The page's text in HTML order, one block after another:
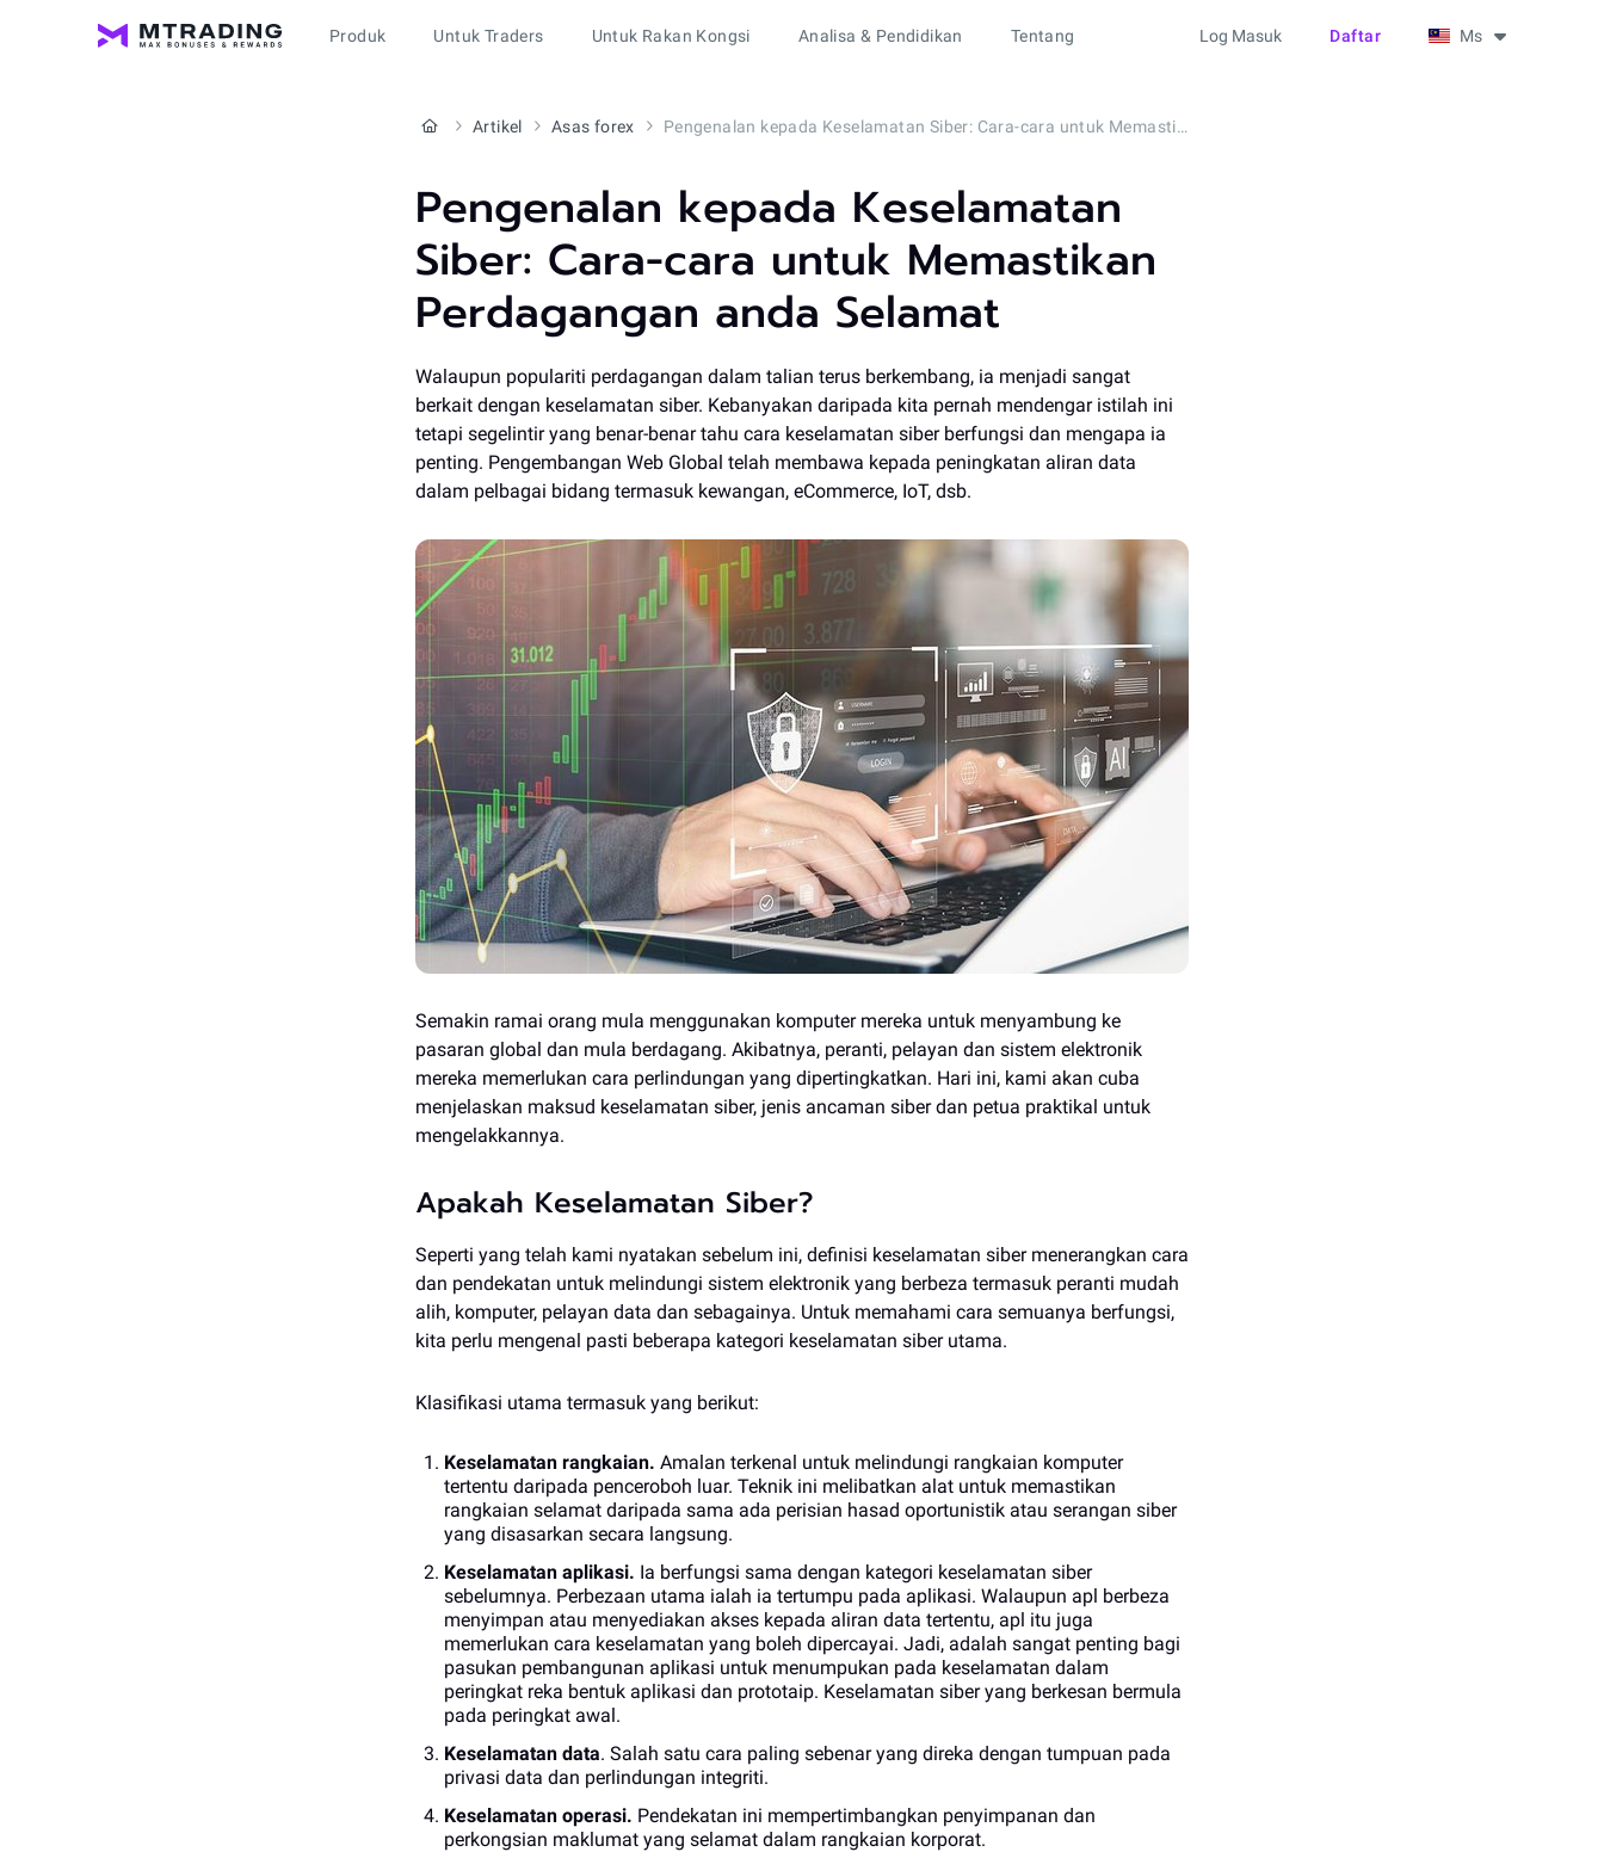
Produk Untuk Traders Untuk Rakan Kongsi Analisa & Pendidikan Tentang Log Masuk Daftar Ms
Artikel Asas forex Pengenalan kepada Keselamatan Siber: Cara-cara untuk Memastikan Perdagangan anda Selamat
Pengenalan kepada Keselamatan
Siber: Cara-cara untuk Memastikan
Perdagangan anda Selamat
Walaupun populariti perdagangan dalam talian terus berkembang, ia menjadi sangat
berkait dengan keselamatan siber. Kebanyakan daripada kita pernah mendengar istilah ini
tetapi segelintir yang benar-benar tahu cara keselamatan siber berfungsi dan mengapa ia
penting. Pengembangan Web Global telah membawa kepada peningkatan aliran data
dalam pelbagai bidang termasuk kewangan, eCommerce, IoT, dsb.
Semakin ramai orang mula menggunakan komputer mereka untuk menyambung ke
pasaran global dan mula berdagang. Akibatnya, peranti, pelayan dan sistem elektronik
mereka memerlukan cara perlindungan yang dipertingkatkan. Hari ini, kami akan cuba
menjelaskan maksud keselamatan siber, jenis ancaman siber dan petua praktikal untuk
mengelakkannya.
Apakah Keselamatan Siber?
Seperti yang telah kami nyatakan sebelum ini, definisi keselamatan siber menerangkan cara
dan pendekatan untuk melindungi sistem elektronik yang berbeza termasuk peranti mudah
alih, komputer, pelayan data dan sebagainya. Untuk memahami cara semuanya berfungsi,
kita perlu mengenal pasti beberapa kategori keselamatan siber utama.
Klasifikasi utama termasuk yang berikut:
Keselamatan rangkaian. Amalan terkenal untuk melindungi rangkaian komputer
tertentu daripada penceroboh luar. Teknik ini melibatkan alat untuk memastikan
rangkaian selamat daripada sama ada perisian hasad oportunistik atau serangan siber
yang disasarkan secara langsung.
Keselamatan aplikasi. Ia berfungsi sama dengan kategori keselamatan siber
sebelumnya. Perbezaan utama ialah ia tertumpu pada aplikasi. Walaupun apl berbeza
menyimpan atau menyediakan akses kepada aliran data tertentu, apl itu juga
memerlukan cara keselamatan yang boleh dipercayai. Jadi, adalah sangat penting bagi
pasukan pembangunan aplikasi untuk menumpukan pada keselamatan dalam
peringkat reka bentuk aplikasi dan prototaip. Keselamatan siber yang berkesan bermula
pada peringkat awal.
Keselamatan data. Salah satu cara paling sebenar yang direka dengan tumpuan pada
privasi data dan perlindungan integriti.
Keselamatan operasi. Pendekatan ini mempertimbangkan penyimpanan dan
perkongsian maklumat yang selamat dalam rangkaian korporat.